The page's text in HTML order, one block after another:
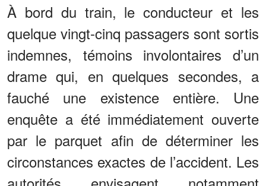
À bord du train, le conducteur et les
quelque vingt-cinq passagers sont sortis
indemnes, témoins involontaires d’un
drame qui, en quelques secondes, a
fauché une existence entière. Une
enquête a été immédiatement ouverte
par le parquet afin de déterminer les
circonstances exactes de l’accident. Les